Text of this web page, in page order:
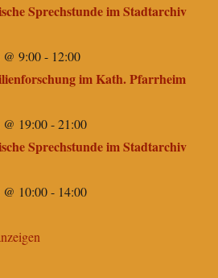
Sprechstunde im Stadtarchiv
@ 9:00- 12:00
im Kath. Pfarrheim
@ 19:00-21:00
Sprechstunde im Stadtarchiv
@ 10:00- 14:00